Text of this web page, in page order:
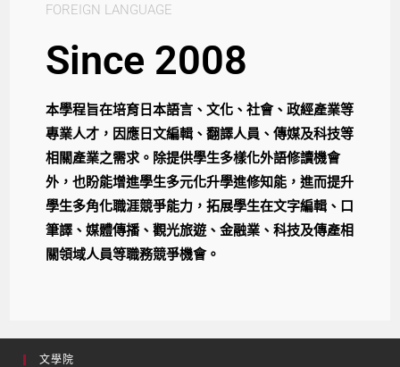
FOREIGN LANGUAGE
Since 2008
本學程旨在培育日本語言、文化、社會、政經產業等
專業人才，因應日文編輯、翻譯人員、傳媒及科技等
相關產業之需求。除提供學生多樣化外語修讀機會
外，也盼能增進學生多元化升學進修知能，進而提升
學生多角化職涯競爭能力，拓展學生在文字編輯、口
筆譯、媒體傳播、觀光旅遊、金融業、科技及傳產相
關領域人員等職務競爭機會。
文學院